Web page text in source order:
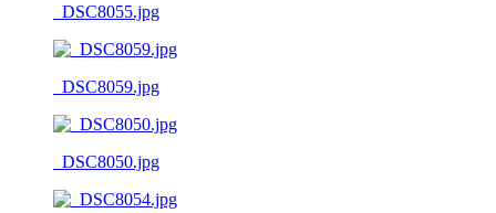
_DSC8055.jpg
_DSC8059.jpg
_DSC8050.jpg